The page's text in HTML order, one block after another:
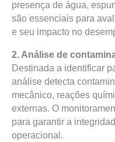
presença de água,
são essenciais para
e seu impacto no
2. Análise de
Destinada a identificar
análise detecta
mecânico, reações
externas. O
para garantir a
operacional.